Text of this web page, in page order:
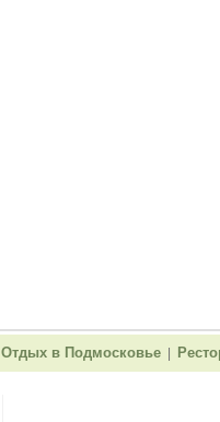
Отдых в Подмосковье